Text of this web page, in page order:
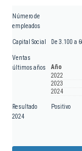
Número de
empleados
Capital Social De 3.100 a
Ventas
últimos años
Año
2022
2023
2024
Resultado
2024
Positivo